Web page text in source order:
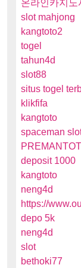
온라인카지노
slot mahjong
kangtoto2
togel
tahun4d
slot88
situs togel
klikfifa
kangtoto
spaceman
deposit 1000
kangtoto
neng4d
https://
depo 5k
neng4d
slot
bethoki77